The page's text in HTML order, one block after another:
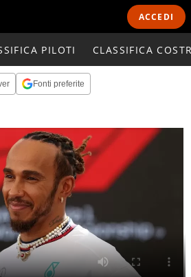
ACCEDI
PILOTI CLASSIFICA
Fonti preferite